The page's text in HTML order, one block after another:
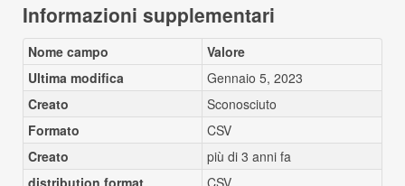
Informazioni supplementari
Nome campo
Valore
Ultima modifica
Gennaio 5, 2023
Creato
Sconosciuto
Formato
CSV
Creato
più di 3 anni fa
distribution format
CSV